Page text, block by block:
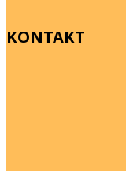
KONTAKT